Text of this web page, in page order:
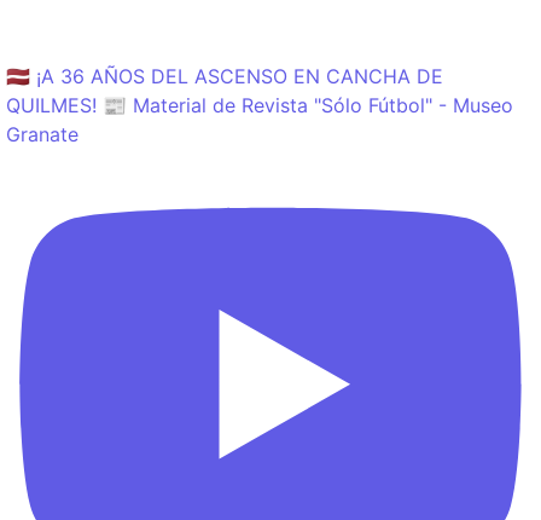
🇱🇻 ¡A 36 AÑOS DEL ASCENSO EN CANCHA DE
QUILMES! 📰 Material de Revista "Sólo Fútbol" - Museo
Granate